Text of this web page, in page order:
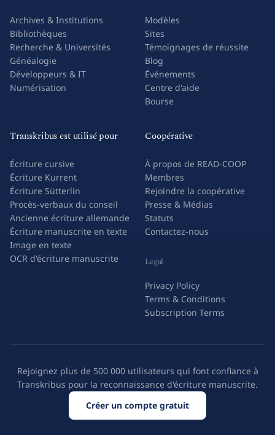
Archives & Institutions
Bibliothèques
Recherche & Universités
Généalogie
Développeurs & IT
Numérisation
Modèles
Sites
Témoignages de réussite
Blog
Événements
Centre d'aide
Bourse
Transkribus est utilisé pour
Écriture cursive
Écriture Kurrent
Écriture Sütterlin
Procès-verbaux du conseil
Ancienne écriture allemande
Écriture manuscrite en texte
Image en texte
OCR d'écriture manuscrite
Coopérative
À propos de READ-COOP
Membres
Rejoindre la coopérative
Presse & Médias
Statuts
Contactez-nous
Legal
Privacy Policy
Terms & Conditions
Subscription Terms
Rejoignez plus de 500 000 utilisateurs qui font confiance à
Transkribus pour la reconnaissance d'écriture manuscrite.
Créer un compte gratuit